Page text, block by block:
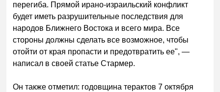
перегиба. Прямой ирано-израильский конфликт
будет иметь разрушительные последствия для
народов Ближнего Востока и всего мира. Все
стороны должны сделать все возможное, чтобы
отойти от края пропасти и предотвратить ее", —
написал в своей статье Стармер.
Он также отметил: годовщина терактов 7 октября